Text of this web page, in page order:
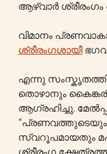
ആഴ്വാർ
വിമാനം
ശ്രീരംഗശായീ
എന്നു
തൊഴാനും
ആഗ്രഹിച്ചു.
സ്വറൂപമായതും